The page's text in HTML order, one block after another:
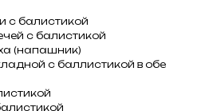
с балистикой
с балистикой
(напашник)
с баллистикой в обе